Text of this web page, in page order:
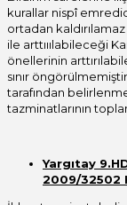
kurallar nispî
ortadan
ile arttııılabileceği
önellerinin
sınır
tarafından
tazminatlarının
Yargıtay
2009/32502